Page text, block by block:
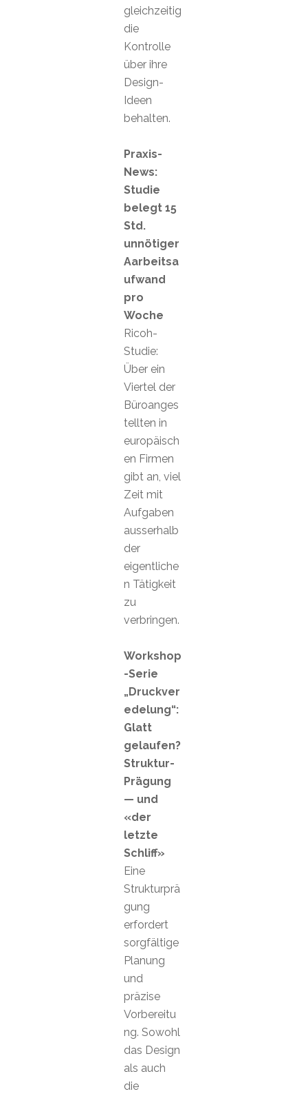
gleichzeitig
die
Kontrolle
über ihre
Design-
Ideen
behalten.
Praxis-
News:
Studie
belegt 15
Std.
unnötiger
Aarbeitsa
ufwand
pro
Woche
Ricoh-
Studie:
Über ein
Viertel der
Büroanges
tellten in
europäisch
en Firmen
gibt an, viel
Zeit mit
Aufgaben
ausserhalb
der
eigentliche
n Tätigkeit
zu
verbringen.
Workshop
-Serie
„Druckver
edelung“:
Glatt
gelaufen?
Struktur-
Prägung
— und
«der
letzte
Schliff»
Eine
Strukturprä
gung
erfordert
sorgfältige
Planung
und
präzise
Vorbereitu
ng. Sowohl
das Design
als auch
die